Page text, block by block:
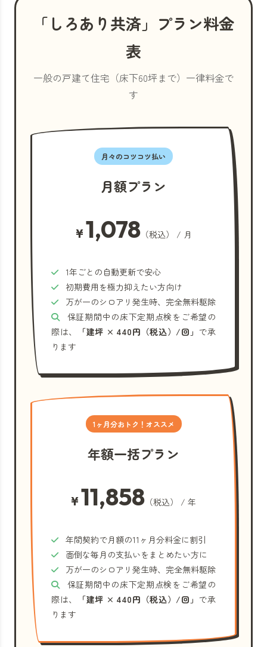
「しろあり共済」プラン料金
表
一般の戸建て住宅（床下60坪まで）一律料金で
す
月々のコツコツ払い
月額プラン
¥1,078（税込） / 月
1年ごとの自動更新で安心
初期費用を極力抑えたい方向け
万が一のシロアリ発生時、完全無料駆除
保証期間中の床下定期点検をご希望の
際は、
「建坪 × 440円（税込）/回」 で承
ります
1ヶ月分おトク！オススメ
年額一括プラン
¥11,858 （税込） / 年
年間契約で月額の11ヶ月分料金に割引
面倒な毎月の支払いをまとめたい方に
万が一のシロアリ発生時、完全無料駆除
保証期間中の床下定期点検をご希望の
際は、
「建坪 × 440円（税込）/回」 で承
ります